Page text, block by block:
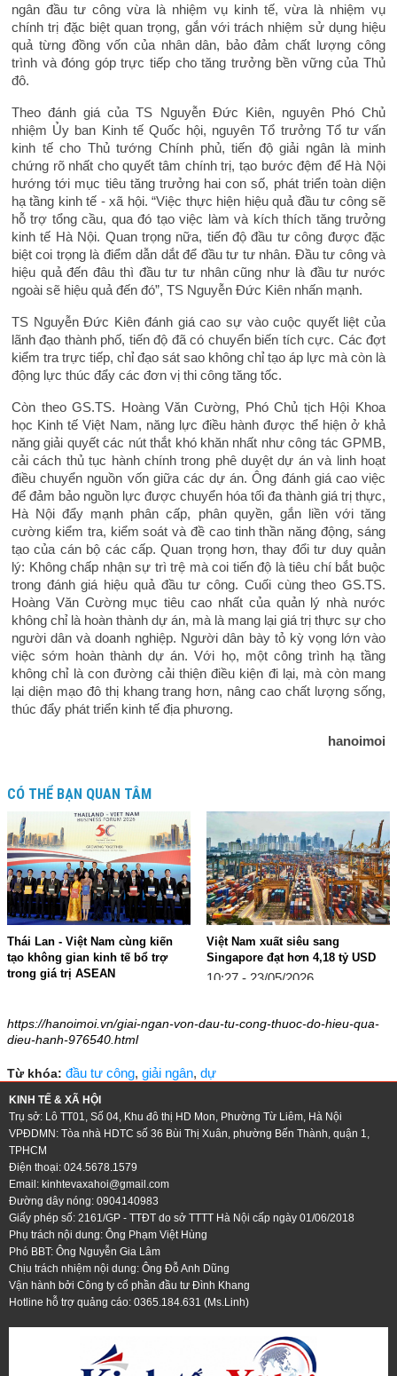
ngân đầu tư công vừa là nhiệm vụ kinh tế, vừa là nhiệm vụ
chính trị đặc biệt quan trọng, gắn với trách nhiệm sử dụng hiệu
quả từng đồng vốn của nhân dân, bảo đảm chất lượng công
trình và đóng góp trực tiếp cho tăng trưởng bền vững của Thủ
đô.
Theo đánh giá của TS Nguyễn Đức Kiên, nguyên Phó Chủ
nhiệm Ủy ban Kinh tế Quốc hội, nguyên Tổ trưởng Tổ tư vấn
kinh tế cho Thủ tướng Chính phủ, tiến độ giải ngân là minh
chứng rõ nhất cho quyết tâm chính trị, tạo bước đệm để Hà Nội
hướng tới mục tiêu tăng trưởng hai con số, phát triển toàn diện
hạ tầng kinh tế - xã hội. “Việc thực hiện hiệu quả đầu tư công sẽ
hỗ trợ tổng cầu, qua đó tạo việc làm và kích thích tăng trưởng
kinh tế Hà Nội. Quan trọng nữa, tiến độ đầu tư công được đặc
biệt coi trọng là điểm dẫn dắt để đầu tư tư nhân. Đầu tư công và
hiệu quả đến đâu thì đầu tư tư nhân cũng như là đầu tư nước
ngoài sẽ hiệu quả đến đó”, TS Nguyễn Đức Kiên nhấn mạnh.
TS Nguyễn Đức Kiên đánh giá cao sự vào cuộc quyết liệt của
lãnh đạo thành phố, tiến độ đã có chuyển biến tích cực. Các đợt
kiểm tra trực tiếp, chỉ đạo sát sao không chỉ tạo áp lực mà còn là
động lực thúc đẩy các đơn vị thi công tăng tốc.
Còn theo GS.TS. Hoàng Văn Cường, Phó Chủ tịch Hội Khoa
học Kinh tế Việt Nam, năng lực điều hành được thể hiện ở khả
năng giải quyết các nút thắt khó khăn nhất như công tác GPMB,
cải cách thủ tục hành chính trong phê duyệt dự án và linh hoạt
điều chuyển nguồn vốn giữa các dự án. Ông đánh giá cao việc
để đảm bảo nguồn lực được chuyển hóa tối đa thành giá trị thực,
Hà Nội đẩy mạnh phân cấp, phân quyền, gắn liền với tăng
cường kiểm tra, kiểm soát và đề cao tinh thần năng động, sáng
tạo của cán bộ các cấp. Quan trọng hơn, thay đổi tư duy quản
lý: Không chấp nhận sự trì trệ mà coi tiến độ là tiêu chí bắt buộc
trong đánh giá hiệu quả đầu tư công. Cuối cùng theo GS.TS.
Hoàng Văn Cường mục tiêu cao nhất của quản lý nhà nước
không chỉ là hoàn thành dự án, mà là mang lại giá trị thực sự cho
người dân và doanh nghiệp. Người dân bày tỏ kỳ vọng lớn vào
việc sớm hoàn thành dự án. Với họ, một công trình hạ tầng
không chỉ là con đường cải thiện điều kiện đi lại, mà còn mang
lại diện mạo đô thị khang trang hơn, nâng cao chất lượng sống,
thúc đẩy phát triển kinh tế địa phương.
hanoimoi
CÓ THỂ BẠN QUAN TÂM
Thái Lan - Việt Nam cùng kiến
tạo không gian kinh tế bổ trợ
trong giá trị ASEAN
Việt Nam xuất siêu sang
Singapore đạt hơn 4,18 tỷ USD
10:27 - 23/05/2026
https://hanoimoi.vn/giai-ngan-von-dau-tu-cong-thuoc-do-hieu-qua-
dieu-hanh-976540.html
Từ khóa: đầu tư công, giải ngân, dự
KINH TẾ & XÃ HỘI
Trụ sở: Lô TT01, Số 04, Khu đô thị HD Mon, Phường Từ Liêm, Hà Nội
VPĐDMN: Tòa nhà HDTC số 36 Bùi Thị Xuân, phường Bến Thành, quận 1,
TPHCM
Điện thoại: 024.5678.1579
Email: kinhtevaxahoi@gmail.com
Đường dây nóng: 0904140983
Giấy phép số: 2161/GP - TTĐT do sở TTTT Hà Nội cấp ngày 01/06/2018
Phụ trách nội dung: Ông Phạm Việt Hùng
Phó BBT: Ông Nguyễn Gia Lâm
Chịu trách nhiệm nội dung: Ông Đỗ Anh Dũng
Vận hành bởi Công ty cổ phần đầu tư Đình Khang
Hotline hỗ trợ quảng cáo: 0365.184.631 (Ms.Linh)